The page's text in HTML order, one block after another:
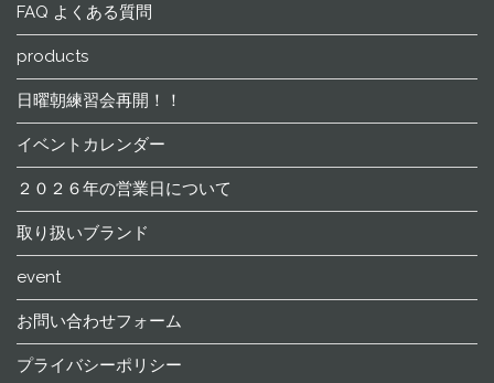
FAQ よくある質問
products
日曜朝練習会再開！！
イベントカレンダー
２０２６年の営業日について
取り扱いブランド
event
お問い合わせフォーム
プライバシーポリシー